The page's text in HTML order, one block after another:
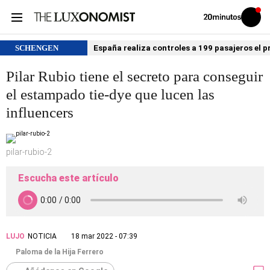
Volver
Iniciar
sesión
SCHENGEN España realiza controles a 199 pasajeros el
Pilar Rubio tiene el secreto para conseguir
el estampado tie-dye que lucen las
influencers
pilar-rubio-2
Escucha este artículo
LUJO NOTICIA
18 mar 2022 - 07:39
Paloma de la Hija Ferrero